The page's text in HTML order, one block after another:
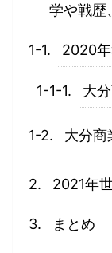
学や戦歴
2020
大
大分商
2021年
まとめ